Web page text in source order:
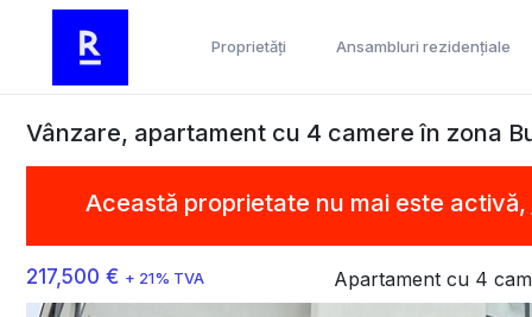
Proprietăți Ansambluri rezidențiale
Vânzare, apartament cu 4 camere în zona
Această proprietate nu mai este activă,
217,500 € + 21% TVA Apartament cu 4